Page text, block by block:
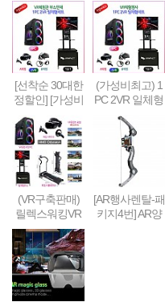
[선착순 30대한
정할인] [가성비
형] 1PC + 2VR
VR체험부스 구
축&판매(48인
치형)
(가성비최고) 1
PC 2VR 일체형
행사부스 세트
(1부스-2인 따로
게임진행)
(VR구축판매)
릴렉스워킹VR
세트-Relax Walk
ing VR SET (선
착순 100대 / 20
19년 10월까지
한정 할인판매)
[AR행사렌탈-패
키지4번] AR양